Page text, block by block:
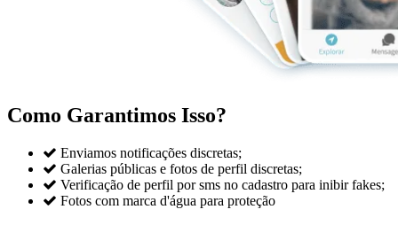
Como Garantimos Isso?
 Enviamos notificações discretas;
 Galerias públicas e fotos de perfil discretas;
 Verificação de perfil por sms no cadastro para inibir fakes;
 Fotos com marca d'água para proteção